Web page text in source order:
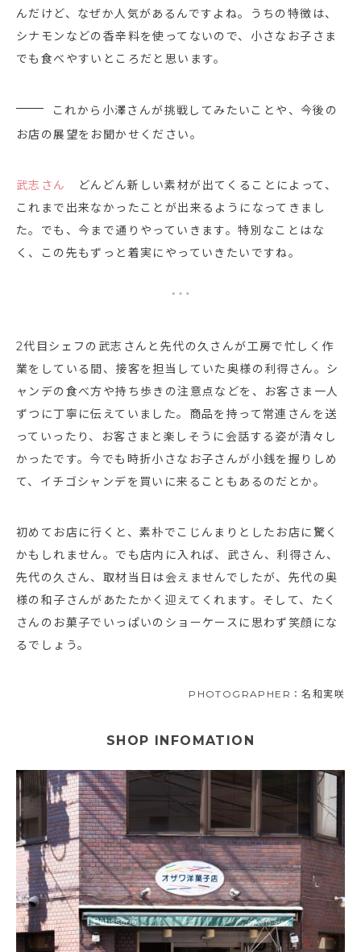
んだけど、なぜか人気があるんですよね。うちの特徴は、
シナモンなどの香辛料を使ってないので、小さなお子さま
でも食べやすいところだと思います。
これから小澤さんが挑戦してみたいことや、今後の
お店の展望をお聞かせください。
武志さん
どんどん新しい素材が出てくることによって、
これまで出来なかったことが出来るようになってきまし
た。でも、今まで通りやっていきます。特別なことはな
く、この先もずっと着実にやっていきたいですね。
2代目シェフの武志さんと先代の久さんが工房で忙しく作
業をしている間、接客を担当していた奥様の利得さん。シ
ャンデの食べ方や持ち歩きの注意点などを、お客さま一人
ずつに丁寧に伝えていました。商品を持って常連さんを送
っていったり、お客さまと楽しそうに会話する姿が清々し
かったです。今でも時折小さなお子さんが小銭を握りしめ
て、イチゴシャンデを買いに来ることもあるのだとか。
初めてお店に行くと、素朴でこじんまりとしたお店に驚く
かもしれません。でも店内に入れば、武さん、利得さん、
先代の久さん、取材当日は会えませんでしたが、先代の奥
様の和子さんがあたたかく迎えてくれます。そして、たく
さんのお菓子でいっぱいのショーケースに思わず笑顔にな
るでしょう。
PHOTOGRAPHER：名和実咲
SHOP INFOMATION